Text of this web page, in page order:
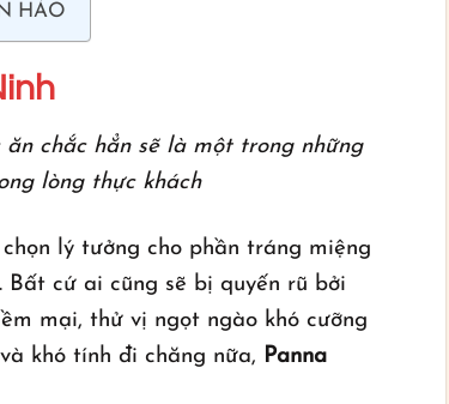
HẢO
chắc hẳn sẽ là một trong những
lòng thực khách
lý tưởng cho phần tráng miệng
cứ ai cũng sẽ bị quyến rũ bởi
mại, thử vị ngọt ngào khó cưỡng
khó tính đi chăng nữa, Panna